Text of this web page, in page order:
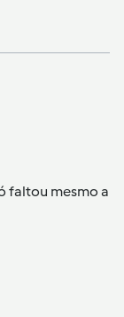
faltou mesmo a